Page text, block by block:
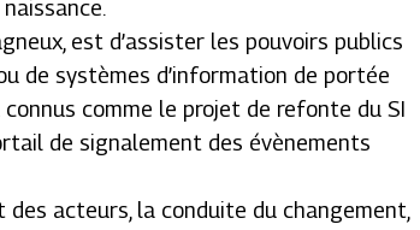
est d’assister les pouvoirs publics
de systèmes d’information de portée
comme le projet de refonte du SI
de signalement des évènements
acteurs, la conduite du changement,